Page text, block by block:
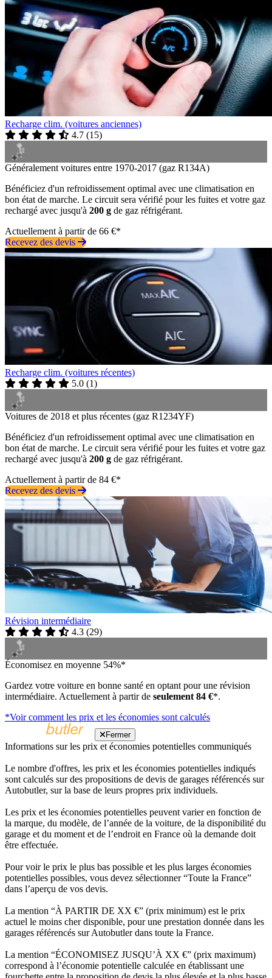
Recharge clim. (voitures anciennes)
4.7 (15)
Généralement voitures entre 1970-2017 (gaz R134A)
Bénéficiez d'un refroidissement optimal avec une climatisation en
bon état de marche. Le circuit sera vérifié pour les fuites et votre gaz
rechargé avec jusqu'à 200 g de gaz réfrigérant.
Actuellement à partir de 66 €*
Recevez des devis
Recharge clim. (voitures récentes)
5.0 (1)
Voitures de 2018 et plus récentes (gaz R1234YF)
Bénéficiez d'un refroidissement optimal avec une climatisation en
bon état de marche. Le circuit sera vérifié pour les fuites et votre gaz
rechargé avec jusqu'à 200 g de gaz réfrigérant.
Actuellement à partir de 84 €*
Recevez des devis
Révision intermédiaire
4.3 (29)
Économisez en moyenne 54%*
Gardez votre voiture en bonne santé en optant pour une révision
intermédiaire. Actuellement à partir de seulement 84 €*.
*Voir comment les prix et les économies sont calculés
Fermer
Informations sur les prix et économies potentielles communiqués
Le nombre d'offres, les prix et les économies potentielles indiqués
sont calculés sur des propositions de devis de garages référencés sur
Autobutler, sur la base de leurs propres prix individuels.
Les prix et les économies potentielles peuvent varier en fonction de
la marque, du modèle, de l’année de la voiture, de la disponibilité du
garage et du moment et de l’endroit en France où la demande doit
être effectuée.
Pour voir le prix le plus bas possible et les plus larges économies
potentielles possibles, vous devez sélectionner “Toute la France”
dans l’aperçu de vos devis.
La mention “À PARTIR DE XX €” (prix minimum) est le prix
actuel le moins cher disponible, pour une prestation donnée dans les
garages référencés sur Autobutler dans toute la France.
La mention “ÉCONOMISEZ JUSQU’À XX €” (prix maximum)
correspond à l’économie potentielle calculée en établissant une